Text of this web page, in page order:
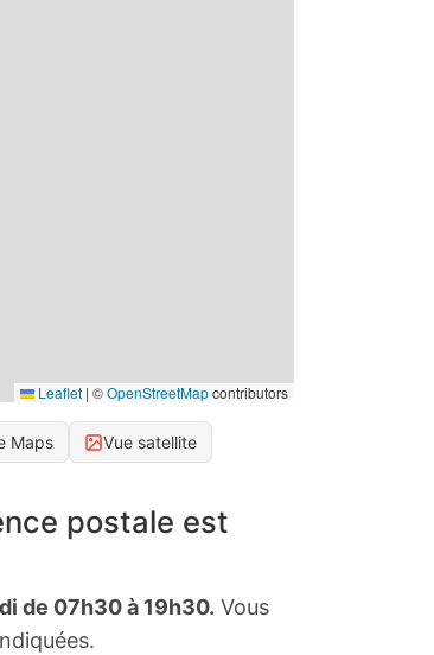
Leaflet | ©OpenStreetMapcontributors
Maps Vue satellite
postale est
de 07h30 à 19h30. Vous